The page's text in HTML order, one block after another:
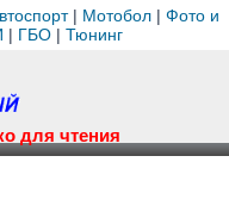
| Мотобол | Фото и
| ГБО| Тюнинг
для чтения